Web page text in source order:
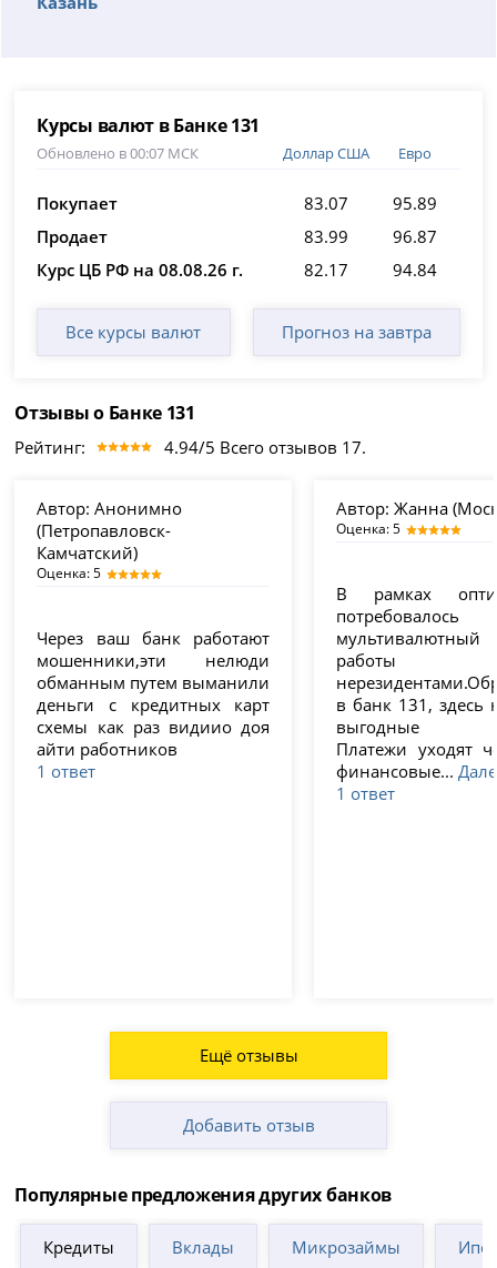
Курсы валют в Банке 131
Обновлено в 00:07 МСК Доллар США Евро
Покупает 83.07
95.89
Продает
83.99
96.87
Курс ЦБ РФ на 08.08.26 г.
82.17 94.84
Все курсы валют Прогноз на завтра
Отзывы о Банке 131
Рейтинг: 4.94/5 Всего отзывов 17.
Автор: Анонимно
(Петропавловск-
Камчатский)
Оценка: 5
Через ваш банк работают
мошенники,эти нелюди
обманным путем выманили
деньги с кредитных карт
схемы как раз видиио доя
айти работников
1 ответ
Автор: Жанна
Оценка: 5
В рамках
потребовалось
мультивалютный
в банк 131, здесь
выгодные
Платежи уходят
финансовые...
1 ответ
Ещё отзывы
Добавить отзыв
Популярные предложения других банков
Кредиты Вклады Микрозаймы